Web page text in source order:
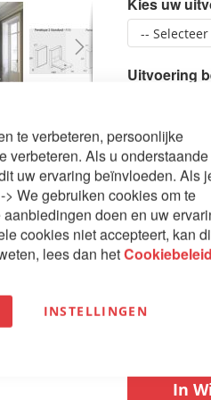
te verbeteren, persoonlijke
verbeteren. Als u onderstaande
uw ervaring beïnvloeden. Als
-> We gebruiken cookies om te
doen en uw
cookies niet accepteert, kan
lees dan hetCookiebeleid
INSTELLINGEN
Kies uw
Uitvoering
Bezorging
€
In